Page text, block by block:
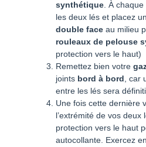
synthétique . À
les deux lés et placez
double face au milieu
rouleaux de pelouse
protection vers le haut)
Remettez bien votre
joints bord à bord ,
entre les lés sera
Une fois cette dernière
l’extrémité de vos deux
protection vers le haut
autocollante. Exercez